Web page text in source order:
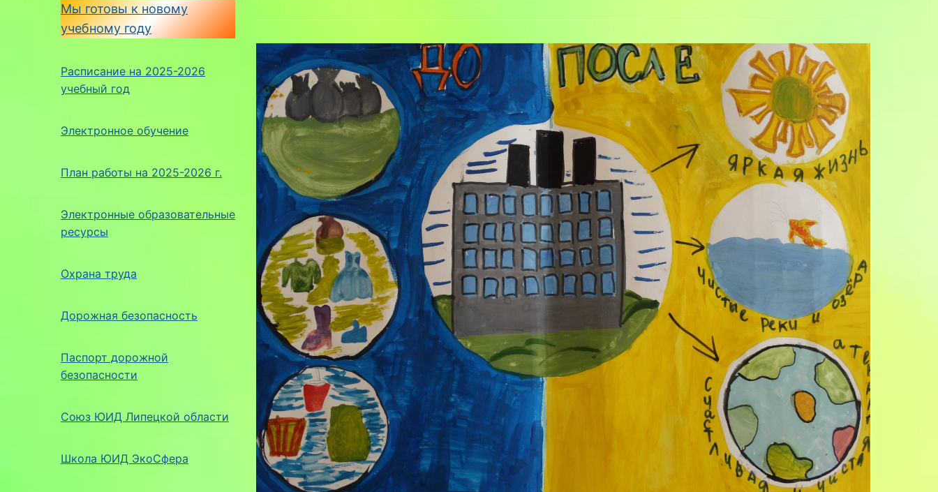
Мы готовы к новому
учебному году
Расписание на 2025-2026
учебный год
Электронное обучение
План работы на 2025-2026 г.
Электронные образовательные
ресурсы
Охрана труда
Дорожная безопасность
Паспорт дорожной
безопасности
Союз ЮИД Липецкой области
Школа ЮИД ЭкоСфера